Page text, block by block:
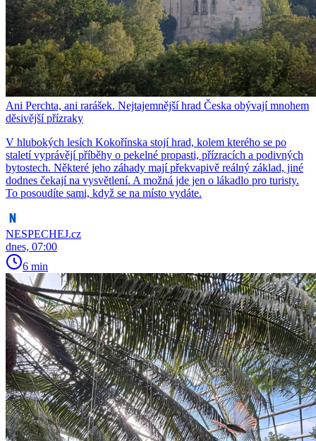
Ani Perchta, ani rarášek. Nejtajemnější hrad Česka obývají mnohem
děsivější přízraky
V hlubokých lesích Kokořínska stojí hrad, kolem kterého se po
staletí vyprávějí příběhy o pekelné propasti, přízracích a podivných
bytostech. Některé jeho záhady mají překvapivě reálný základ, jiné
dodnes čekají na vysvětlení. A možná jde jen o lákadlo pro turisty.
To posoudíte sami, když se na místo vydáte.
NESPECHEJ.cz
dnes, 07:00
6 min